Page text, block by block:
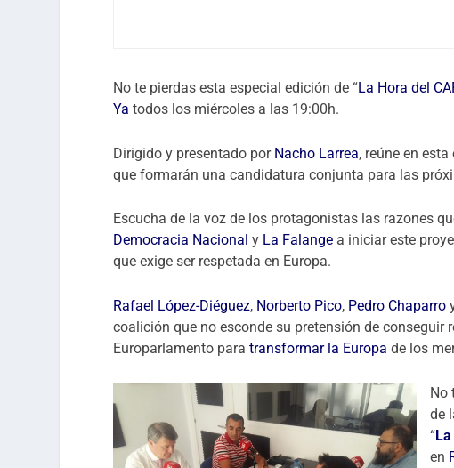
No te pierdas esta especial edición de “La Hora del
Ya todos los miércoles a las 19:00h.
Dirigido y presentado por Nacho Larrea, reúne en
que formarán una candidatura conjunta para las
Escucha de la voz de los protagonistas las razones
Democracia Nacional y La Falange a iniciar este
que exige ser respetada en Europa.
Rafael López-Diéguez, Norberto Pico, Pedro Chaparro
coalición que no esconde su pretensión de conseguir
Europarlamento paratransformar la Europa de los
No
de
“
en